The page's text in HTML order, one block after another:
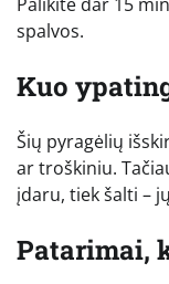
spalvos.
Kuo
Šių pyragėlių
ar troškiniu.
įdaru, tiek šalti –
Patarimai,